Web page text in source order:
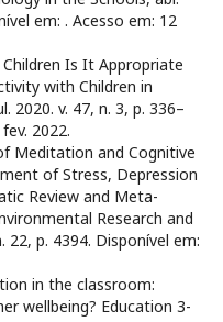
em: . Acesso em: 12
Is It Appropriate
with Children in
2020. v. 47, n. 3, p. 336–
2022.
Meditation and Cognitive
of Stress, Depression
Review and Meta-
Research and
22, p. 4394. Disponível em:
in the classroom:
wellbeing? Education 3-